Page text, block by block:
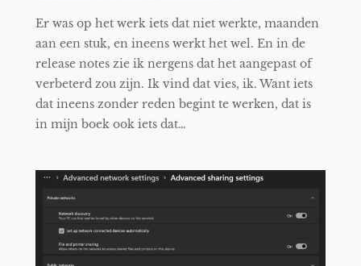
Er was op het werk iets dat niet werkte, maanden
aan een stuk, en ineens werkt het wel. En in de
release notes zie ik nergens dat het aangepast of
verbeterd zou zijn. Ik vind dat vies, ik. Want iets
dat ineens zonder reden begint te werken, dat is
in mijn boek ook iets dat…